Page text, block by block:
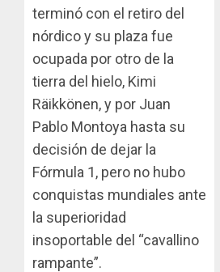
terminó con el retiro del
nórdico y su plaza fue
ocupada por otro de la
tierra del hielo, Kimi
Räikkönen, y por Juan
Pablo Montoya hasta su
decisión de dejar la
Fórmula 1, pero no hubo
conquistas mundiales ante
la superioridad
insoportable del “cavallino
rampante”.